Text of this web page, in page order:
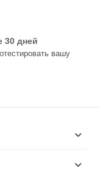
30 дней
вашу